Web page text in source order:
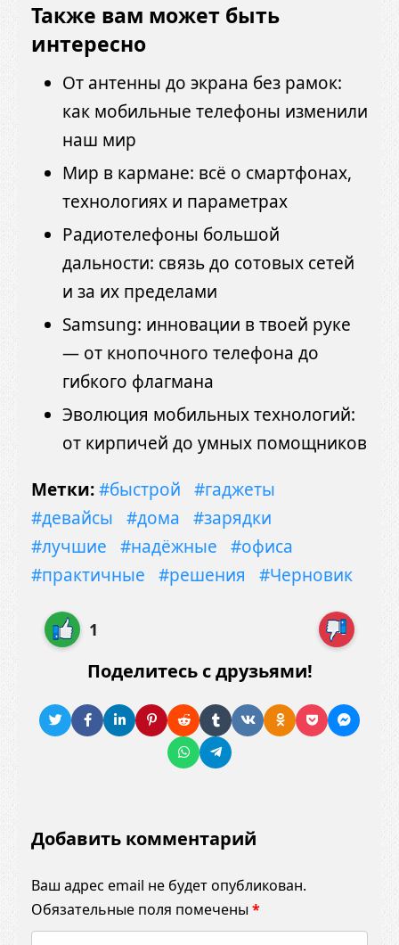
Также вам может быть
интересно
От антенны до экрана без рамок:
как мобильные телефоны изменили
наш мир
Мир в кармане: всё о смартфонах,
технологиях и параметрах
Радиотелефоны большой
дальности: связь до сотовых сетей
и за их пределами
Samsung: инновации в твоей руке
— от кнопочного телефона до
гибкого флагмана
Эволюция мобильных технологий:
от кирпичей до умных помощников
Метки:#быстрой
#гаджеты
#девайсы
#дома
#зарядки
#лучшие
#надёжные
#офиса
#практичные
#решения #Черновик
1
Поделитесь с друзьями!
Добавить комментарий
Ваш адрес email не будет опубликован.
Обязательные поля помечены *